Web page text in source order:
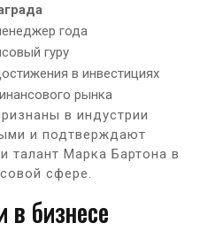
года
гуру
в инвестициях
рынка
в индустрии
и подтверждают
талант Марка Бартона в
сфере.
в бизнесе